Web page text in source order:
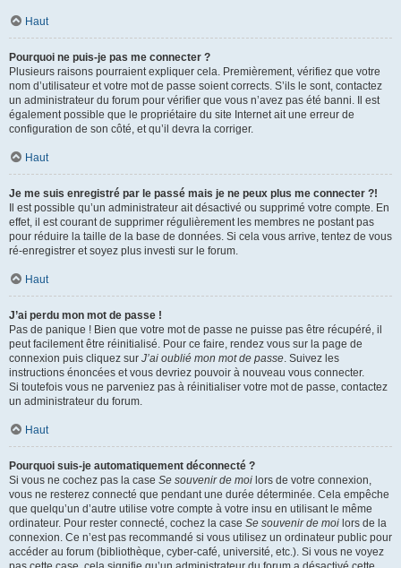
Haut
Pourquoi ne puis-je pas me connecter ?
Plusieurs raisons pourraient expliquer cela. Premièrement, vérifiez que votre
nom d’utilisateur et votre mot de passe soient corrects. S’ils le sont, contactez
un administrateur du forum pour vérifier que vous n’avez pas été banni. Il est
également possible que le propriétaire du site Internet ait une erreur de
configuration de son côté, et qu’il devra la corriger.
Haut
Je me suis enregistré par le passé mais je ne peux plus me connecter ?!
Il est possible qu’un administrateur ait désactivé ou supprimé votre compte. En
effet, il est courant de supprimer régulièrement les membres ne postant pas
pour réduire la taille de la base de données. Si cela vous arrive, tentez de vous
ré-enregistrer et soyez plus investi sur le forum.
Haut
J’ai perdu mon mot de passe !
Pas de panique ! Bien que votre mot de passe ne puisse pas être récupéré, il
peut facilement être réinitialisé. Pour ce faire, rendez vous sur la page de
connexion puis cliquez sur J’ai oublié mon mot de passe. Suivez les
instructions énoncées et vous devriez pouvoir à nouveau vous connecter.
Si toutefois vous ne parveniez pas à réinitialiser votre mot de passe, contactez
un administrateur du forum.
Haut
Pourquoi suis-je automatiquement déconnecté ?
Si vous ne cochez pas la case Se souvenir de moi lors de votre connexion,
vous ne resterez connecté que pendant une durée déterminée. Cela empêche
que quelqu’un d’autre utilise votre compte à votre insu en utilisant le même
ordinateur. Pour rester connecté, cochez la case Se souvenir de moi lors de la
connexion. Ce n’est pas recommandé si vous utilisez un ordinateur public pour
accéder au forum (bibliothèque, cyber-café, université, etc.). Si vous ne voyez